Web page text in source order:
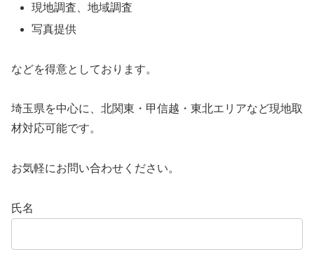
現地調査、地域調査
写真提供
などを得意としております。
埼玉県を中心に、北関東・甲信越・東北エリアなど現地取
材対応可能です。
お気軽にお問い合わせください。
氏名